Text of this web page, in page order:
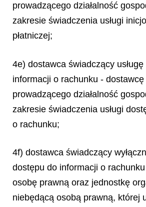
prowadzącego działalność
zakresie świadczenia usługi
płatniczej;
4e) dostawca świadczący
informacji o rachunku - dostawcę
prowadzącego działalność
zakresie świadczenia usługi
o rachunku;
4f) dostawca świadczący
dostępu do informacji o
osobę prawną oraz jednostkę
niebędącą osobą prawną, której